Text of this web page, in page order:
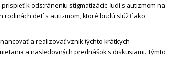
k odstráneniu stigmatizácie ľudí s autizmom na
detí s autizmom, ktoré budú slúžiť ako
a realizovať vznik týchto krátkych
a nasledovných prednášok s diskusiami. Týmto